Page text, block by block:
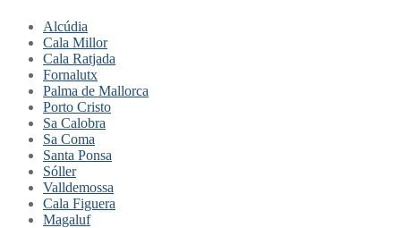
Alcúdia
Cala Millor
Cala Ratjada
Fornalutx
Palma de Mallorca
Porto Cristo
Sa Calobra
Sa Coma
Santa Ponsa
Sóller
Valldemossa
Cala Figuera
Magaluf